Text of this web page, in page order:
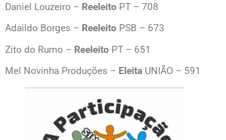
Daniel Louzeiro – Reeleito PT – 708
Adaildo Borges – Reeleito PSB – 673
Zito do Rumo – Reeleito PT – 651
Mel Novinha Produções – Eleita UNIÃO – 591